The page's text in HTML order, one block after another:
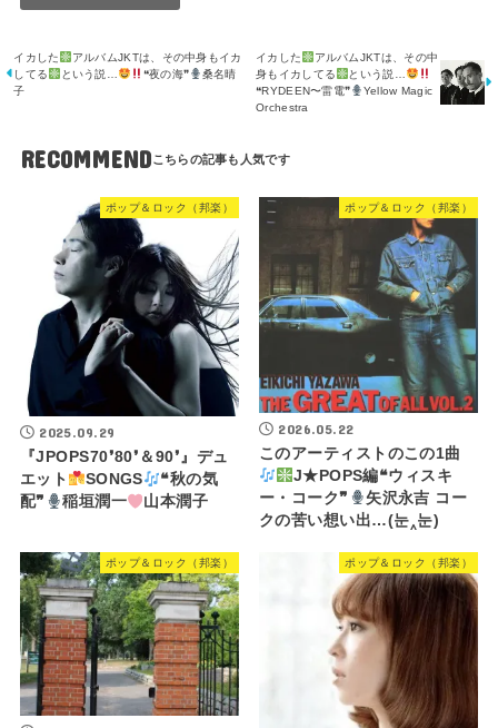
イカした
アルバムJKTは、その中身もイカ
してる
という説… ❝夜の海❞
桑名晴
子
イカした
アルバムJKTは、その中
身もイカしてる
という説…
❝RYDEEN〜雷電❞
Yellow Magic
Orchestra
RECOMMEND
ポップ＆ロック（邦楽）
2025.09.29
『JPOPS70❜80❜＆90❜』デュ
エット
SONGS
❝秋の気
配❞
稲垣潤一 山本潤子
ポップ＆ロック（邦楽）
2026.05.22
このアーティストのこの1曲
J★POPS編❝ウィスキ
ー・コーク❞
矢沢永吉 コー
クの苦い想い出…(⁠눈⁠‸⁠눈⁠)
ポップ＆ロック（邦楽） ポップ＆ロック（邦楽）